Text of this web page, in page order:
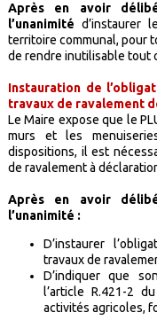
Après en avoir
l’unanimité d’instaurer
territoire communal, pour
de rendre inutilisable tout
Instauration de
travaux de ravalement
Le Maire expose que le
murs et les
dispositions, il est
de ravalement à
Après en avoir
l’unanimité :
D’instaurer
travaux de
D’indiquer que
l’article R.421-2
activités agricoles,